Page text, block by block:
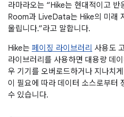
라마라오는 “Hike는 현대적이고 반
Room과 LiveData는 Hike의 미래
울립니다.”라고 말합니다.
Hike는 페이징 라이브러리 사용도
라이브러리를 사용하면 대용량 데
우 기기를 오버로드하거나 지나치
이 필요에 따라 데이터 소스로부터
수 있습니다.